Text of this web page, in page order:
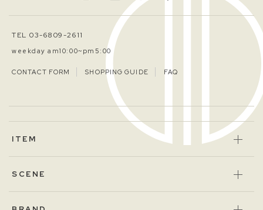
TEL 03-6809-2611
weekday am10:00~pm5:00
CONTACT FORM SHOPPING GUIDE FAQ
ITEM
SCENE